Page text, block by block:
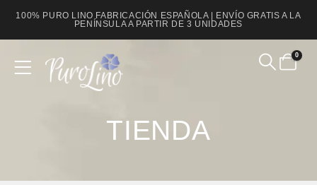
100% PURO LINO FABRICACIÓN ESPAÑOLA | ENVÍO GRATIS A LA
PENÍNSULA A PARTIR DE 3 UNIDADES
0
TIENDA